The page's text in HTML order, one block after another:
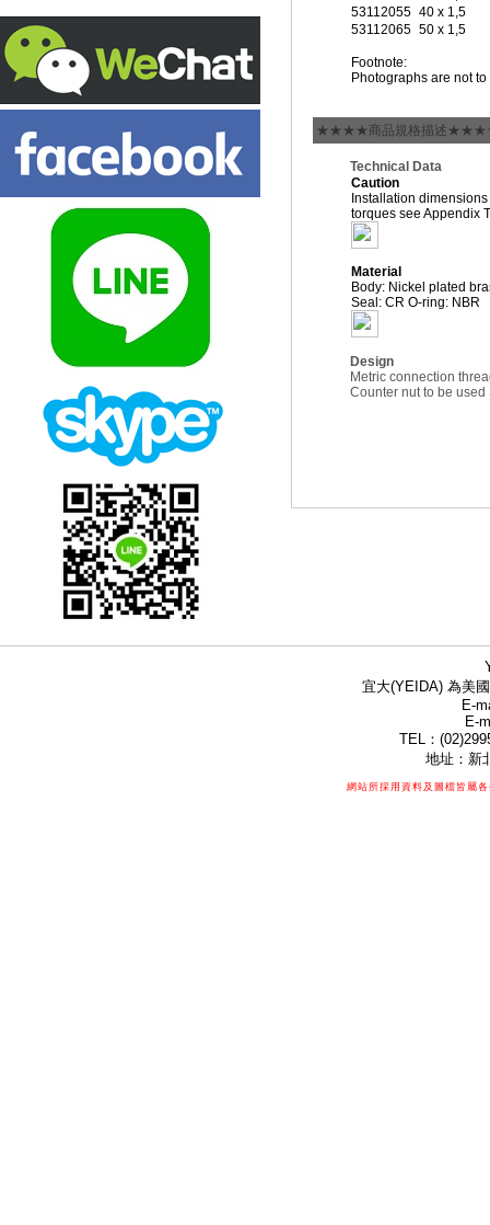
53112055 40 x 1,5
53112065 50 x 1,5
Footnote:
Photographs are not
★★★★商品規格描述
Technical Data
Caution
Installation
torques see Appendix
Material
Body: Nickel plated
Seal: CR O-ring: NBR
Design
Metric connection
Counter nut to be
宜大(YEIDA) 為美
E-
E-
TEL：
地址：新
網站所採用資料及圖檔皆屬